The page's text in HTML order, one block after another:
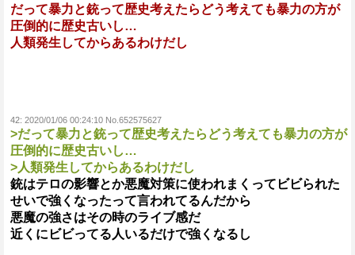
だって暴力と銃って歴史考えたらどう考えても暴力の方が
圧倒的に歴史古いし…
人類発生してからあるわけだし
42: 2020/01/06 00:24:10 No.652575627
>だって暴力と銃って歴史考えたらどう考えても暴力の方が
圧倒的に歴史古いし…
>人類発生してからあるわけだし
銃はテロの影響とか悪魔対策に使われまくってビビられた
せいで強くなったって言われてるんだから
悪魔の強さはその時のライブ感だ
近くにビビってる人いるだけで強くなるし